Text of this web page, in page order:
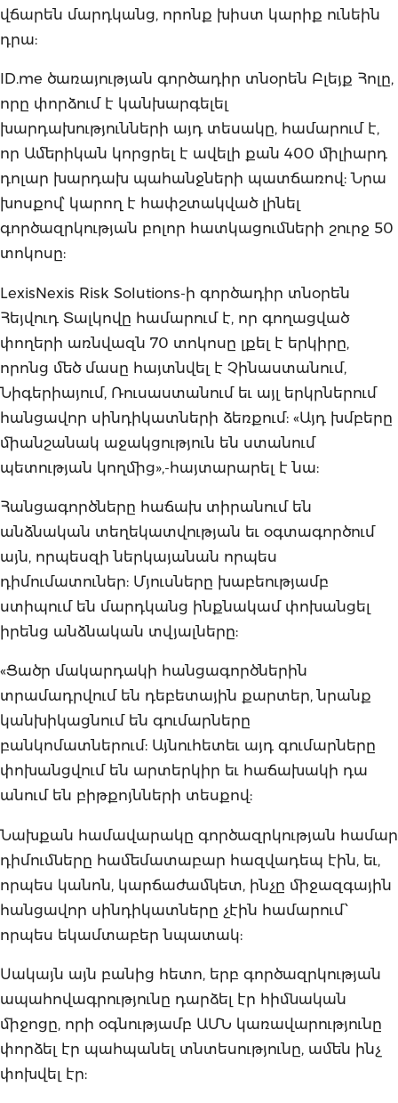
վճարեն մարդկանց, որոնք խիստ կարիք ունեին
դրա:
ID.me ծառայության գործադիր տնօրեն Բլեյք Հոլը,
որը փորձում է կանխարգելել
խարդախությունների այդ տեսակը, համարում է,
որ Ամերիկան կորցրել է ավելի քան 400 միլիարդ
դոլար խարդախ պահանջների պատճառով: Նրա
խոսքով՝ կարող է հափշտակված լինել
գործազրկության բոլոր հատկացումների շուրջ 50
տոկոսը:
LexisNexis Risk Solutions-ի գործադիր տնօրեն
Հեյվուդ Տալկովը համարում է, որ գողացված
փողերի առնվազն 70 տոկոսը լքել է երկիրը,
որոնց մեծ մասը հայտնվել է Չինաստանում,
Նիգերիայում, Ռուսաստանում եւ այլ երկրներում
հանցավոր սինդիկատների ձեռքում: «Այդ խմբերը
միանշանակ աջակցություն են ստանում
պետության կողմից»,-հայտարարել է նա:
Հանցագործները հաճախ տիրանում են
անձնական տեղեկատվության եւ օգտագործում
այն, որպեսզի ներկայանան որպես
դիմումատուներ: Մյուսները խաբեությամբ
ստիպում են մարդկանց ինքնակամ փոխանցել
իրենց անձնական տվյալները:
«Ցածր մակարդակի հանցագործներին
տրամադրվում են դեբետային քարտեր, նրանք
կանխիկացնում են գումարները
բանկոմատներում: Այնուհետեւ այդ գումարները
փոխանցվում են արտերկիր եւ հաճախակի դա
անում են բիթքոյնների տեսքով:
Նախքան համավարակը գործազրկության համար
դիմումները համեմատաբար հազվադեպ էին, եւ,
որպես կանոն, կարճաժամկետ, ինչը միջազգային
հանցավոր սինդիկատները չէին համարում՝
որպես եկամտաբեր նպատակ:
Սակայն այն բանից հետո, երբ գործազրկության
ապահովագրությունը դարձել էր հիմնական
միջոցը, որի օգնությամբ ԱՄՆ կառավարությունը
փորձել էր պահպանել տնտեսությունը, ամեն ինչ
փոխվել էր: